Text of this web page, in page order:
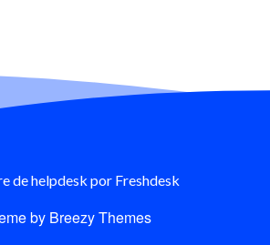
de helpdesk por Freshdesk
by Breezy Themes